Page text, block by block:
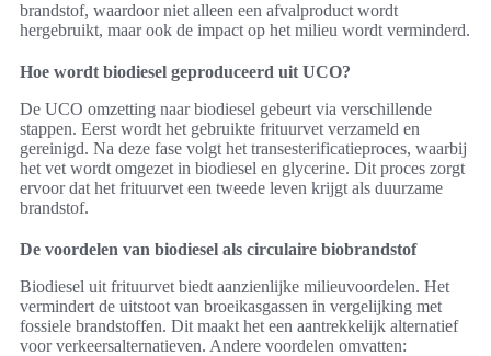
brandstof, waardoor niet alleen een afvalproduct wordt
hergebruikt, maar ook de impact op het milieu wordt verminderd.
Hoe wordt biodiesel geproduceerd uit UCO?
De UCO omzetting naar biodiesel gebeurt via verschillende
stappen. Eerst wordt het gebruikte frituurvet verzameld en
gereinigd. Na deze fase volgt het transesterificatieproces, waarbij
het vet wordt omgezet in biodiesel en glycerine. Dit proces zorgt
ervoor dat het frituurvet een tweede leven krijgt als duurzame
brandstof.
De voordelen van biodiesel als circulaire biobrandstof
Biodiesel uit frituurvet biedt aanzienlijke milieuvoordelen. Het
vermindert de uitstoot van broeikasgassen in vergelijking met
fossiele brandstoffen. Dit maakt het een aantrekkelijk alternatief
voor verkeersalternatieven. Andere voordelen omvatten: